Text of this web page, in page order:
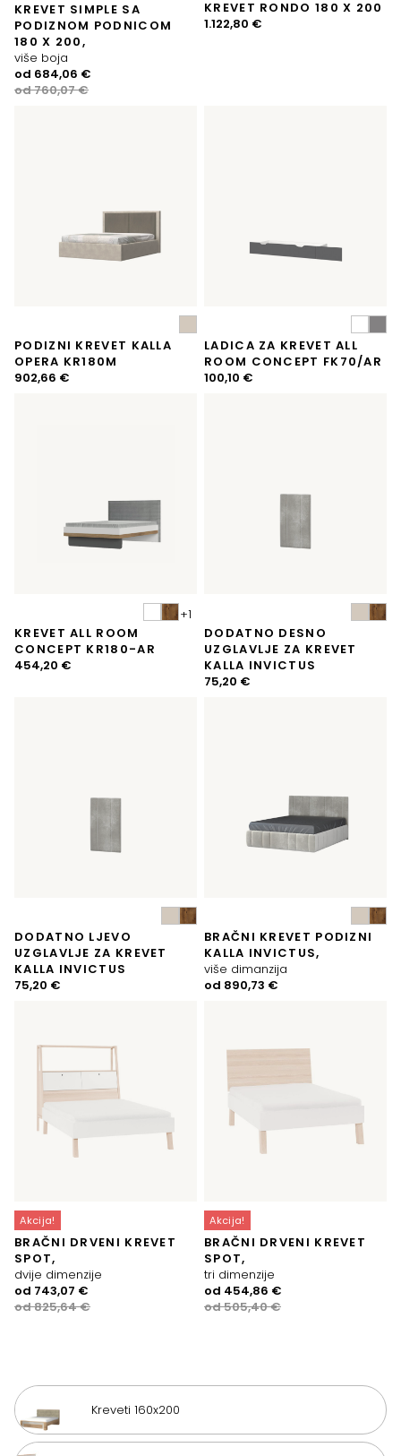
KREVET SIMPLE SA
PODIZNOM PODNICOM
180 X 200,
više boja
od760,07€
Izvorna
cijena
od 684,06 €
Trenutna
cijena
KREVET RONDO 180 X 200
1.122,80 €
PODIZNI KREVET KALLA
OPERA KR180M
902,66 €
LADICA ZA KREVET ALL
ROOM CONCEPT FK70/AR
100,10 €
KREVET ALL ROOM
CONCEPT KR180-AR
454,20 €
DODATNO DESNO
UZGLAVLJE ZA KREVET
KALLA INVICTUS
75,20 €
DODATNO LJEVO
UZGLAVLJE ZA KREVET
KALLA INVICTUS
75,20 €
BRAČNI KREVET PODIZNI
KALLA INVICTUS,
više dimanzija
od 890,73 €
Akcija!
BRAČNI DRVENI KREVET
SPOT,
dvije dimenzije
od825,64€
Izvorna
cijena
od 743,07 €
Trenutna
cijena
Akcija!
BRAČNI DRVENI KREVET
SPOT,
tri dimenzije
od505,40€
Izvorna
cijena
od 454,86 €
Trenutna
cijena
Kreveti 160x200